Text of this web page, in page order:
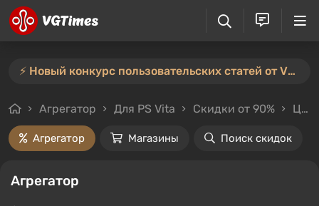
⚡️ Новый конкурс пользовательских статей от VGTimes — участвуйте тут ⚡️
Агрегатор Для PS Vita Скидки от 90% Цены до 2000₽
Агрегатор Магазины Поиск скидок
Агрегатор